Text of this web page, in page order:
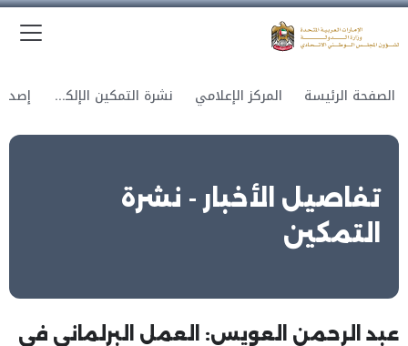
الصفحة الرئيسة المركز الإعلامي نشرة التمكين الإلكترونية
تفاصيل الأخبار - نشرة
التمكين
عبد الرحمن العويس: العمل البرلماني في